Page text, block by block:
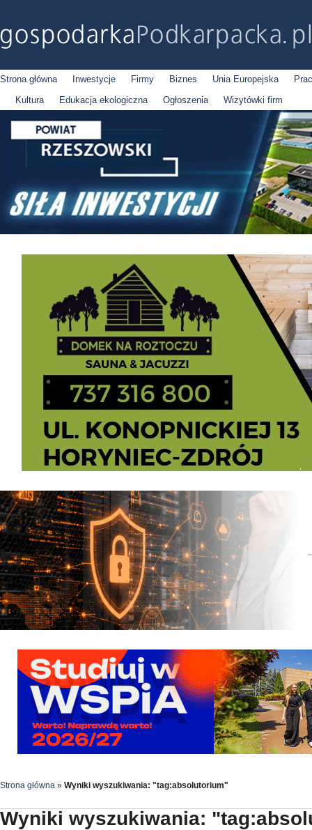
Strona główna Inwestycje Firmy Biznes Unia Europejska
Kultura
Edukacja ekologiczna Ogłoszenia Wizytówki firm
Strona główna » Wyniki wyszukiwania: "tag:absolutorium"
Wyniki wyszukiwania: